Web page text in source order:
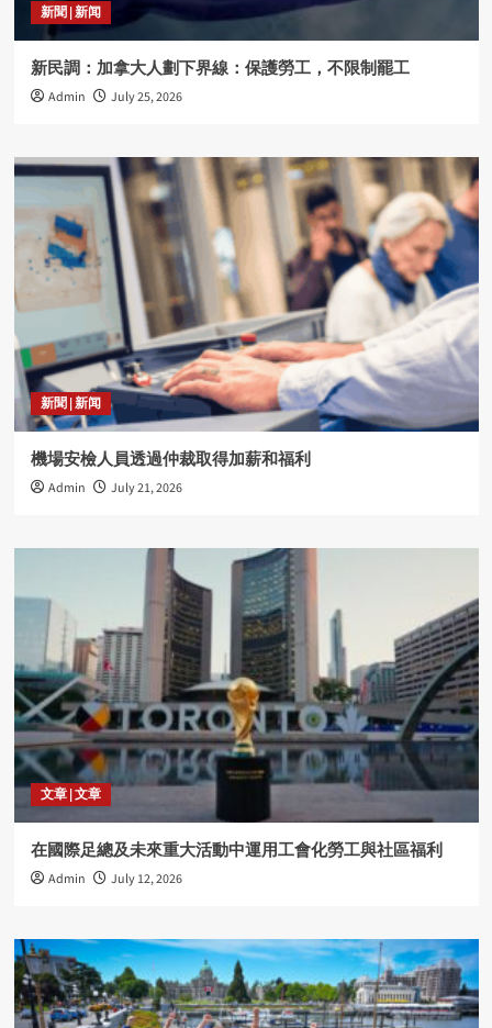
新聞 | 新闻
新民調：加拿大人劃下界線：保護勞工，不限制罷工
Admin July 25, 2026
新聞 | 新闻
機場安檢人員透過仲裁取得加薪和福利
Admin July 21, 2026
文章 | 文章
在國際足總及未來重大活動中運用工會化勞工與社區福利
Admin July 12, 2026